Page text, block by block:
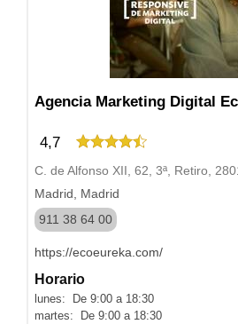
Agencia Marketing Digital
4,7
C. de Alfonso XII, 62, 3ª, Retiro,
Madrid, Madrid
911 38 64 00
https://ecoeureka.com/
Horario
lunes: De 9:00 a 18:30
martes: De 9:00 a 18:30